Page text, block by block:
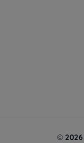
© 2026